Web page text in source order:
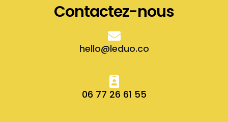
Contactez-nous
hello@leduo.co
06 77 26 61 55